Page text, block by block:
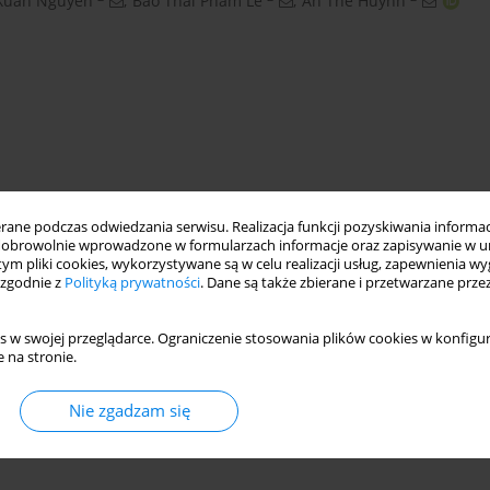
podczas odwiedzania serwisu. Realizacja funkcji pozyskiwania
wprowadzone w formularzach informacje oraz zapisywanie w
pliki cookies, wykorzystywane są w celu realizacji usług, zapewnienia
z Polityką prywatności. Dane są także zbierane i przetwarzane
w swojej przeglądarce. Ograniczenie stosowania plików cookies w
na stronie.
Nie zgadzam się
metal removal
chemical precipitation